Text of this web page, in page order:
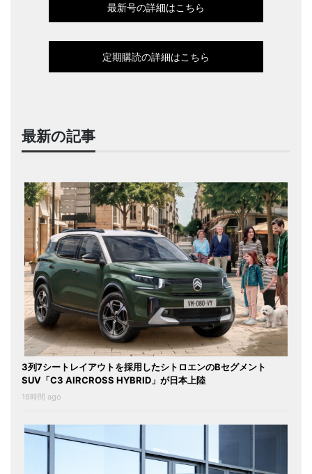
最新号の詳細はこちら
定期購読の詳細はこちら
最新の記事
3列7シートレイアウトを採用したシトロエンのBセグメント
SUV「C3 AIRCROSS HYBRID」が日本上陸
18時間 ago